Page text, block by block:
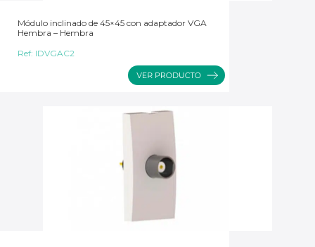
Módulo inclinado de 45×45 con adaptador VGA
Hembra – Hembra
Ref: IDVGAC2